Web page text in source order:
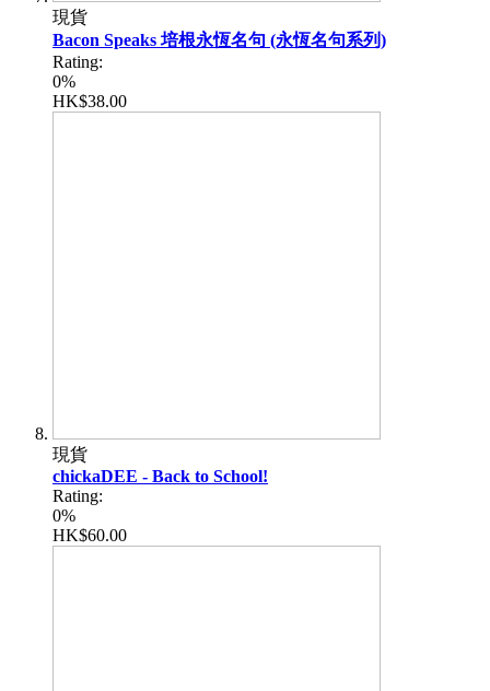
現貨
Bacon Speaks 培根永恆名句 (永恆名句系列)
Rating:
0%
HK$38.00
現貨
chickaDEE - Back to School!
Rating:
0%
HK$60.00